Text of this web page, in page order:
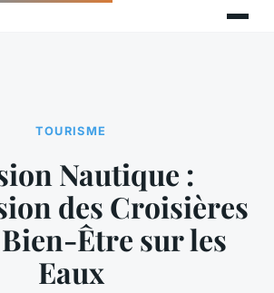
TOURISME
Nautique :
des Croisières
Être sur les
Eaux